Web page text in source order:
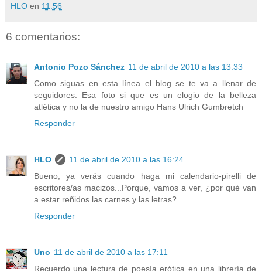
HLO en 11:56
6 comentarios:
Antonio Pozo Sánchez 11 de abril de 2010 a las 13:33
Como siguas en esta línea el blog se te va a llenar de
seguidores. Esa foto si que es un elogio de la belleza
atlética y no la de nuestro amigo Hans Ulrich Gumbretch
Responder
HLO
11 de abril de 2010 a las 16:24
Bueno, ya verás cuando haga mi calendario-pirelli de
escritores/as macizos...Porque, vamos a ver, ¿por qué van
a estar reñidos las carnes y las letras?
Responder
Uno 11 de abril de 2010 a las 17:11
Recuerdo una lectura de poesía erótica en una librería de